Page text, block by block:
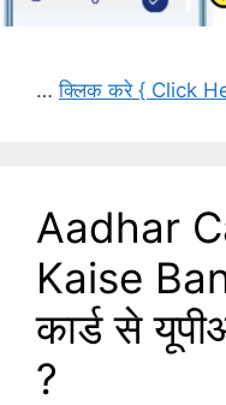
…क्लिक करे { Click
Aadhar
Kaise
कार्ड से
?